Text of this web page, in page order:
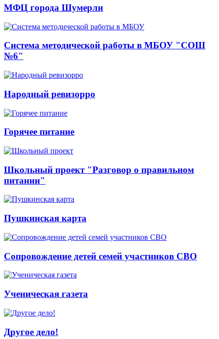
МФЦ города Шумерли
Система методической работы в МБОУ "СОШ
№6"
Народный ревизорро
Горячее питание
Школьный проект "Разговор о правильном
питании"
Пушкинская карта
Сопровождение детей семей участников СВО
Ученическая газета
Другое дело!